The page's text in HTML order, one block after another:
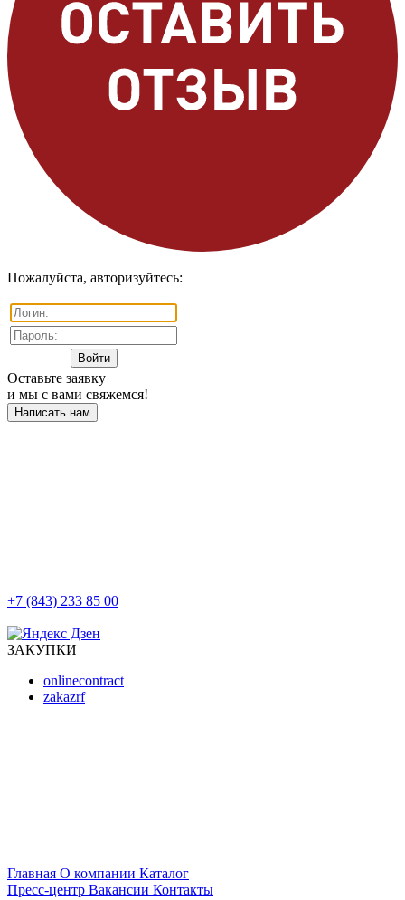
Пожалуйста, авторизуйтесь:
Оставьте заявку
и мы с вами свяжемся!
Написать нам
+7 (843) 233 85 00
ЗАКУПКИ
onlinecontract
zakazrf
Главная О компании Каталог
Пресс-центр Вакансии Контакты